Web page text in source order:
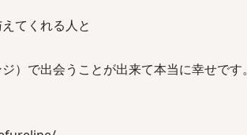
てくれる人と
）で出会うことが出来て本当に幸せです。